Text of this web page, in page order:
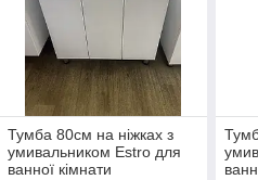
Тумба 80см на ніжках з
умивальником Estro для
ванної кімнати